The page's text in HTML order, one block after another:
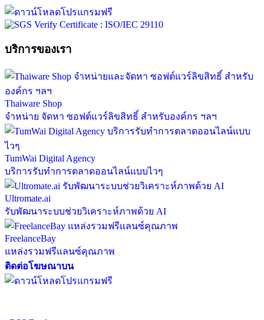
บริการของเรา
Thaiware Shop
จำหน่าย จัดหา ซอฟต์แวร์ลิขสิทธิ์ สำหรับองค์กร ฯลฯ
TumWai Digital Agency
บริการรับทำการตลาดออนไลน์แบบไวๆ
Ultromate.ai
รับพัฒนาระบบช่วยวิเคราะห์ภาพด้วย AI
FreelanceBay
แหล่งรวมฟรีแลนซ์คุณภาพ
ติดต่อโฆษณาบน